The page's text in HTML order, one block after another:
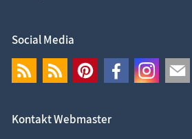
Social Media
Kontakt Webmaster